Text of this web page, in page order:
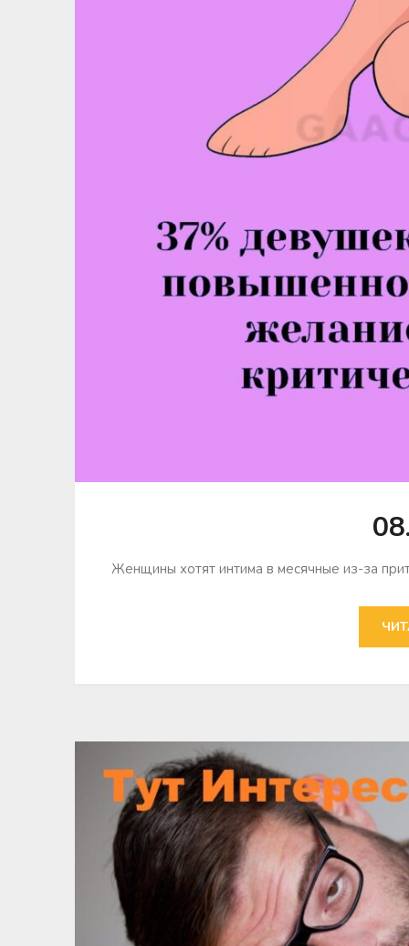
Женщины хотят интима в месячные из-за